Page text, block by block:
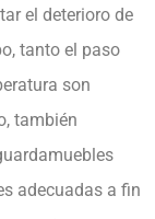
el deterioro de
tanto el paso
son
también
adecuadas a fin